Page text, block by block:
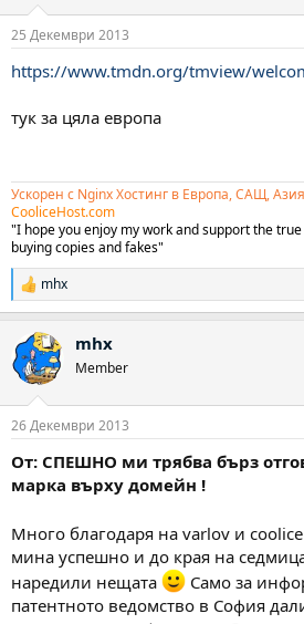
25 Декември 2013
https://www.tmdn.org/tmview/
тук за цяла европа
Ускорен с Nginx Хостинг в Европа, САЩ,
CooliceHost.com
"I hope you enjoy my work and support the
buying copies and fakes"
Р
е
к
ц
и
mhx
mhx
Member
26 Декември 2013
От: СПЕШНО ми трябва бърз
марка върху домейн !
Много благодаря на varlov и coolice
мина успешно и до края на
наредили нещата
Само за
патентното ведомство в София